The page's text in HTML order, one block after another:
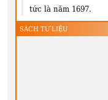
tức là năm 1697.
SÁCH TƯ LIỆU